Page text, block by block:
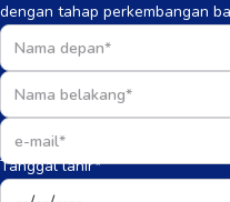
dengan tahap perkembangan
Tanggal lahir*